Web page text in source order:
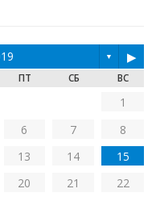
▼ ▶
ПТ СБ ВС
1
6 7
8
13 14
15
20 21
22